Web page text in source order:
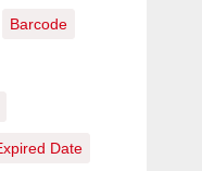
Barcode
Date